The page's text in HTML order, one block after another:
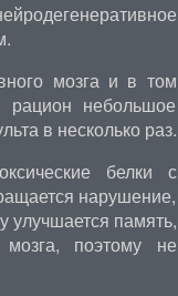
мозга и в том
небольшое
в несколько раз.
белки с
нарушение,
улучшается память,
поэтому не